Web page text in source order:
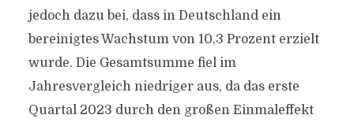
jedoch dazu bei, dass in Deutschland ein
bereinigtes Wachstum von 10,3 Prozent erzielt
wurde. Die Gesamtsumme fiel im
Jahresvergleich niedriger aus, da das erste
Quartal 2023 durch den großen Einmaleffekt